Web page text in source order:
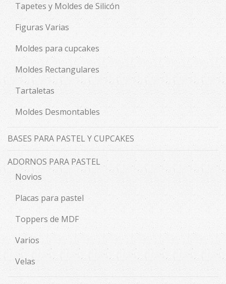
Tapetes y Moldes de Silicón
Figuras Varias
Moldes para cupcakes
Moldes Rectangulares
Tartaletas
Moldes Desmontables
BASES PARA PASTEL Y CUPCAKES
ADORNOS PARA PASTEL
Novios
Placas para pastel
Toppers de MDF
Varios
Velas